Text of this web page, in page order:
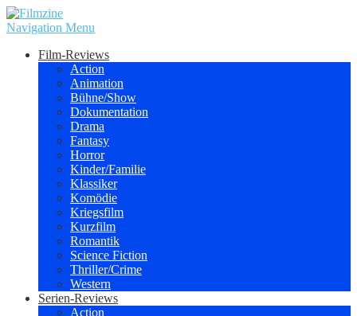
Navigation Menu
Film-Reviews
Action
Animation
Bühne/Show
Dokumentation
Drama
Fantasy
Horror
Kinder/Familie
Klassiker
Komödie
Kriegsfilm
Kurzfilm
Romantik
Science Fiction
Thriller/Crime
Western
Serien-Reviews
Action